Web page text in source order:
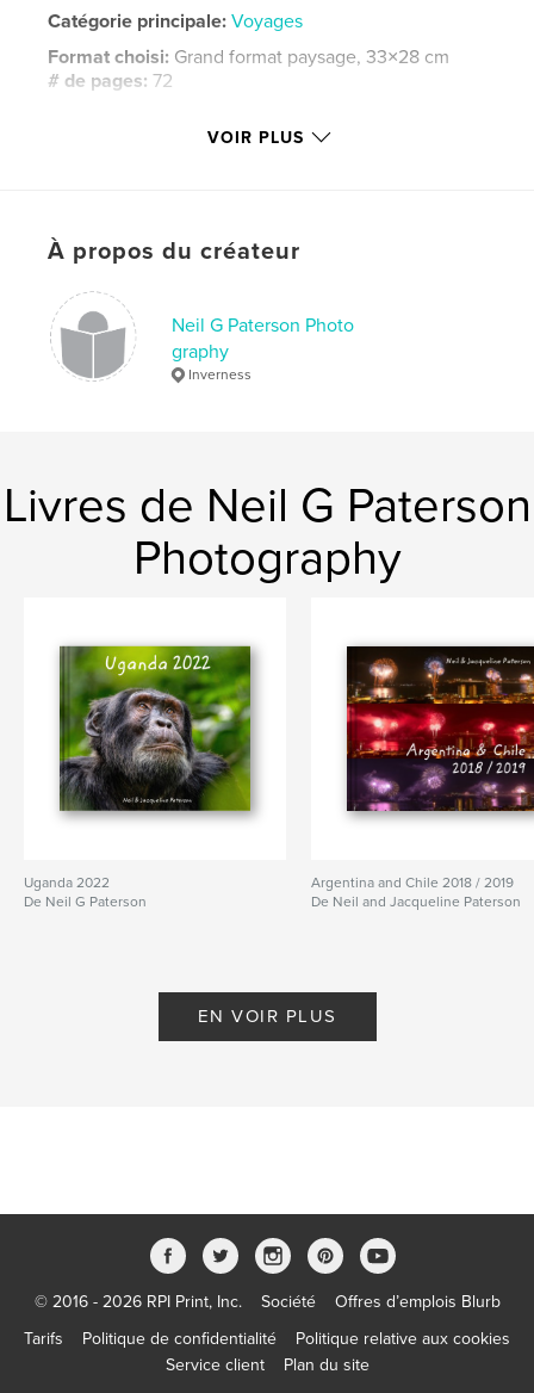
Catégorie principale: Voyages
Format choisi: Grand format paysage, 33×28 cm
# de pages:72
, Scenery Holiday , Self ,
VOIR PLUS
À propos du créateur
Neil G Paterson Photo
graphy
Inverness
Livres de Neil G Paterson
Photography
Uganda 2022
De Neil G Paterson
Argentina and Chile 2018 / 2019
De Neil and Jacqueline Paterson
EN VOIR PLUS
© 2016 - 2026 RPI Print, Inc. Société
Offres d’emplois Blurb
Tarifs
Politique de confidentialité
Politique relative aux cookies
Service client
Plan du site